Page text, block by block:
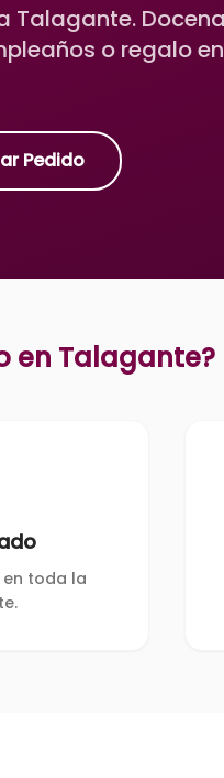
Talagante.
o regalo
Pedido
en Talagante?
toda la